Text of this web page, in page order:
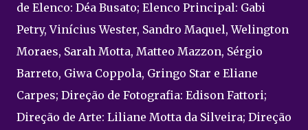
de Elenco: Déa Busato; Elenco Principal: Gabi
Petry, Vinícius Wester, Sandro Maquel, Welington
Moraes, Sarah Motta, Matteo Mazzon, Sérgio
Barreto, Giwa Coppola, Gringo Star e Eliane
Carpes; Direção de Fotografia: Edison Fattori;
Direção de Arte: Liliane Motta da Silveira; Direção